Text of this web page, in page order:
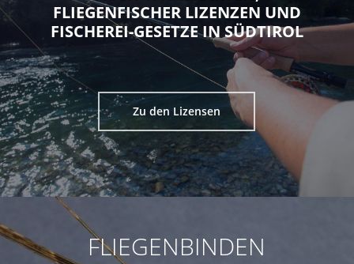
FLIEGENFISCHER LIZENZEN UND
FISCHEREI-GESETZE IN SÜDTIROL
Zu den Lizensen
FLIEGENBINDEN